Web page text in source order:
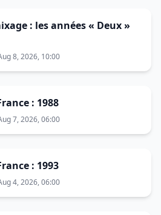
: les années « Deux »
8, 2026, 10:00
: 1988
7, 2026, 06:00
: 1993
4, 2026, 06:00